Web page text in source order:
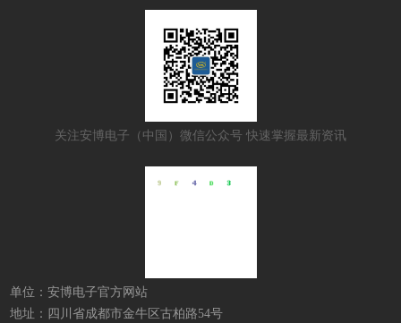
关注安博电子（中国）微信公众号 快速掌握最新资讯
单位：安博电子官方网站
地址：四川省成都市金牛区古柏路54号